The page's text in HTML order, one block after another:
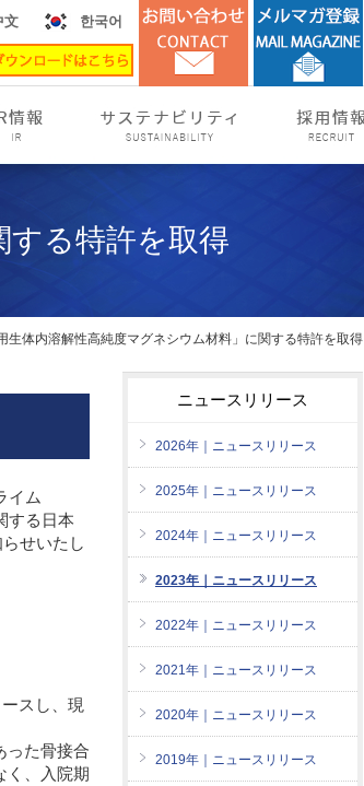
文 한국어
する特許を取得
生体内溶解性高純度マグネシウム材料」に関する特許を取得
イム
する日本
せいたし
スし、現
った骨接合
く、入院期
ニュースリリース
2026年｜ニュースリリース
2025年｜ニュースリリース
2024年｜ニュースリリース
2023年｜ニュースリリース
2022年｜ニュースリリース
2021年｜ニュースリリース
2020年｜ニュースリリース
2019年｜ニュースリリース